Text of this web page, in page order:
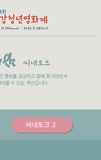
영화를 감상하고 함께 토의하면서
볼 수 있는 섹션입니다.
씨네토크 2